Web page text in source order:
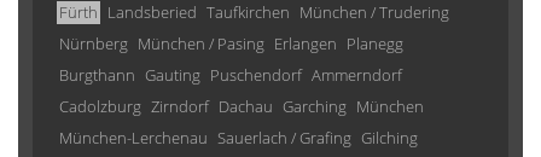
Fürth Landsberied Taufkirchen München / Trudering
Nürnberg München / Pasing Erlangen Planegg
Burgthann Gauting Puschendorf Ammerndorf
Cadolzburg Zirndorf Dachau Garching München
München-Lerchenau Sauerlach / Grafing Gilching